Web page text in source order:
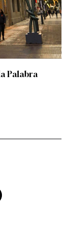
Palabra